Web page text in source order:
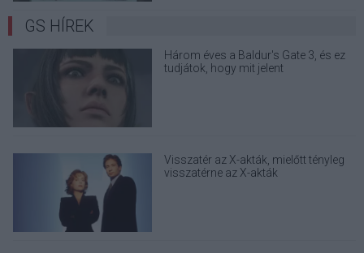
GS HÍREK
Három éves a Baldur's Gate 3, és ez
tudjátok, hogy mit jelent
Visszatér az X-akták, mielőtt tényleg
visszatérne az X-akták